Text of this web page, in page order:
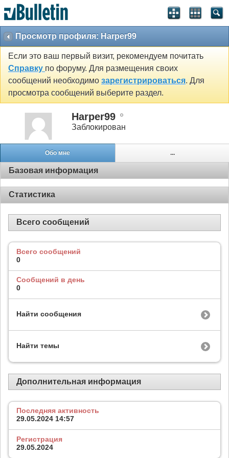
Просмотр профиля: Harper99
Если это ваш первый визит, рекомендуем почитать
Справку по форуму. Для размещения своих
сообщений необходимо зарегистрироваться. Для
просмотра сообщений выберите раздел.
Harper99
Заблокирован
Обо мне ...
Базовая информация
Статистика
Всего сообщений
Всего сообщений
0
Сообщений в день
0
Найти сообщения
Найти темы
Дополнительная информация
Последняя активность
29.05.2024 14:57
Регистрация
29.05.2024